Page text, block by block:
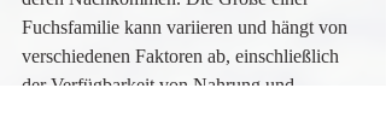
Fuchsfamilie kann variieren und hängt von
verschiedenen Faktoren ab, einschließlich
der Verfügbarkeit von Nahrung und